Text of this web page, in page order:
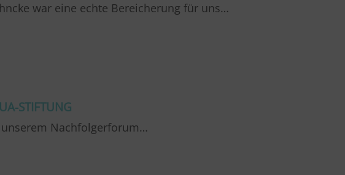
war eine echte Bereicherung für uns…
STIFTUNG
unserem Nachfolgerforum…